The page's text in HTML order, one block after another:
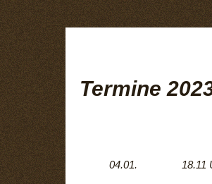
Termine
04.01. 18.11